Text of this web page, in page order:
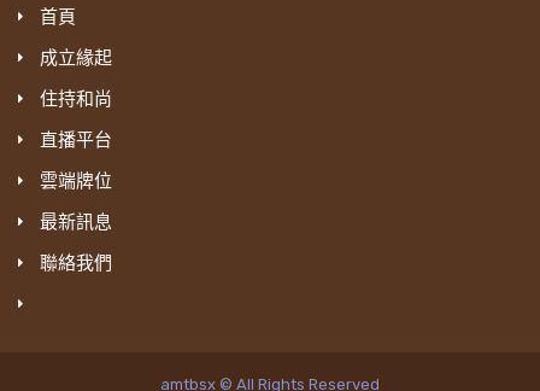
首頁
成立緣起
住持和尚
直播平台
雲端牌位
最新訊息
聯絡我們
amtbsx © All Rights Reserved